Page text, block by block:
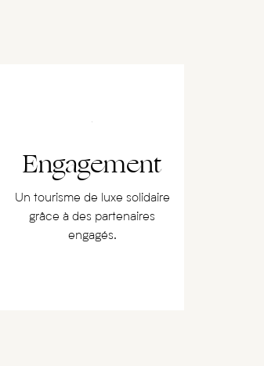
Engagement
Un tourisme de luxe solidaire
grâce à des partenaires
engagés.